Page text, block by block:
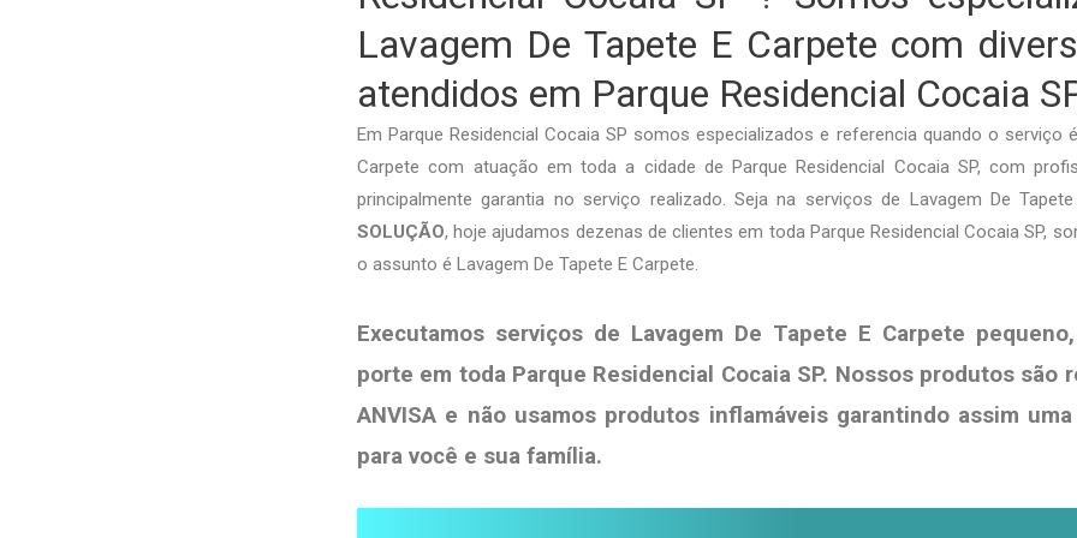
Lavagem De Tapete E Carpete com
atendidos em Parque Residencial Cocaia
Em Parque Residencial Cocaia SP somos especializados e referencia quando o serviço
Carpete com atuação em toda a cidade de Parque Residencial Cocaia SP, com
principalmente garantia no serviço realizado. Seja na serviços de Lavagem De
SOLUÇÃO, hoje ajudamos dezenas de clientes em toda Parque Residencial Cocaia SP,
o assunto é Lavagem De Tapete E Carpete.
Executamos serviços de Lavagem De Tapete E Carpete
porte em toda Parque Residencial Cocaia SP. Nossos produtos são
ANVISA e não usamos produtos inflamáveis garantindo assim
para você e sua família.